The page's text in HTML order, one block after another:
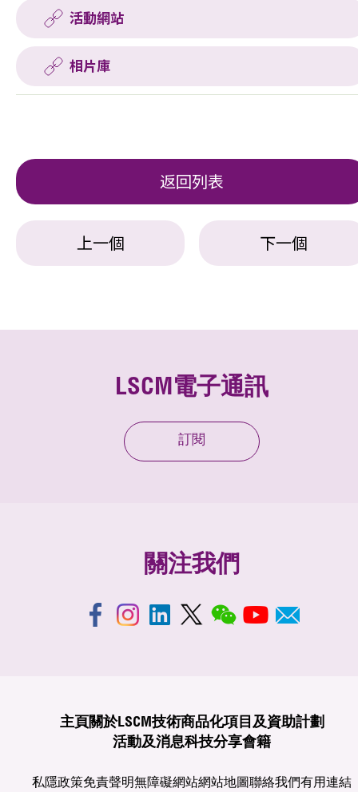
活動網站
相片庫
返回列表
上一個 下一個
LSCM電子通訊
訂閱
關注我們
主頁 關於LSCM技術商品化項目及資助計劃
活動及消息科技分享會籍
私隱政策免責聲明無障礙網站網站地圖聯絡我們有用連結